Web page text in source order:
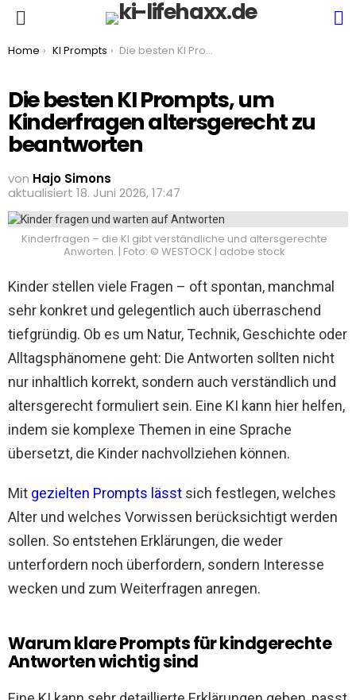
You are here:
Home KI Prompts Die besten KI Prompts, um Kinderfragen altersgerecht zu beantworten
Die besten KI Prompts, um
Kinderfragen altersgerecht zu
beantworten
von Hajo Simons
aktualisiert 18. Juni 2026, 17:47
Kinderfragen – die KI gibt verständliche und altersgerechte
Anworten. | Foto: © WESTOCK | adobe stock
Kinder stellen viele Fragen – oft spontan, manchmal
sehr konkret und gelegentlich auch überraschend
tiefgründig. Ob es um Natur, Technik, Geschichte oder
Alltagsphänomene geht: Die Antworten sollten nicht
nur inhaltlich korrekt, sondern auch verständlich und
altersgerecht formuliert sein. Eine KI kann hier helfen,
indem sie komplexe Themen in eine Sprache
übersetzt, die Kinder nachvollziehen können.
Mit gezielten Prompts lässt sich festlegen, welches
Alter und welches Vorwissen berücksichtigt werden
sollen. So entstehen Erklärungen, die weder
unterfordern noch überfordern, sondern Interesse
wecken und zum Weiterfragen anregen.
Warum klare Prompts für kindgerechte
Antworten wichtig sind